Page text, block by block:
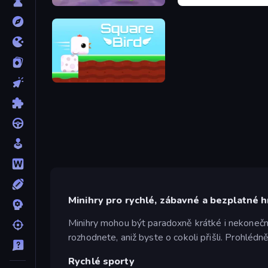
Om Nom: Run
Square Bird
Minihry pro rychlé, zábavné a bezplatné
Minihry mohou být paradoxně krátké i
rozhodnete, aniž byste o cokoli přišli.
Rychlé sporty